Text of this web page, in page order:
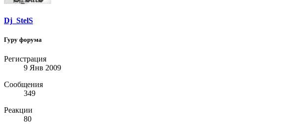
Dj_StelS
Гуру форума
Регистрация
9 Янв 2009
Сообщения
349
Реакции
80